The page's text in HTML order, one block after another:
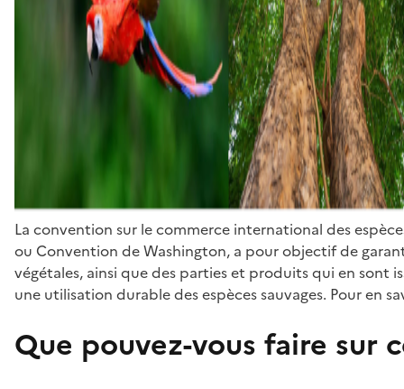
La convention sur le commerce international des
ou Convention de Washington, a pour objectif de
végétales, ainsi que des parties et produits qui en sont
une utilisation durable des espèces sauvages. Pour en
Que pouvez-vous faire sur